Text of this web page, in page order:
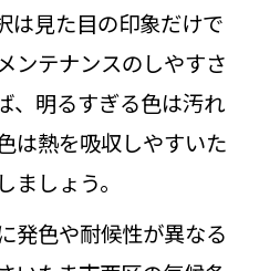
は見た目の印象だけで
ンテナンスのしやすさ
、明るすぎる色は汚れ
は熱を吸収しやすいた
しょう。
発色や耐候性が異なる